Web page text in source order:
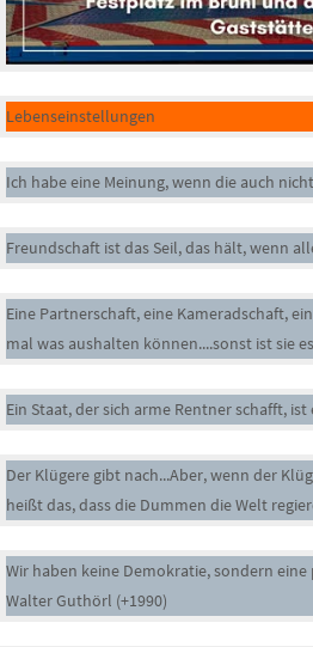
Lebenseinstellungen
Ich habe eine Meinung, wenn die auch
Freundschaft ist das Seil, das hält, wenn
Eine Partnerschaft, eine Kameradschaft,
mal was aushalten können....sonst ist sie
Ein Staat, der sich arme Rentner schafft,
Der Klügere gibt nach...Aber, wenn der
heißt das, dass die Dummen die Welt
Wir haben keine Demokratie, sondern
Walter Guthörl (+1990)